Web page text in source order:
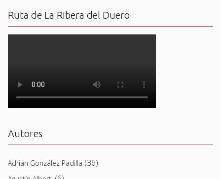
Ruta de La Ribera del Duero
Autores
Adrián González Padilla (36)